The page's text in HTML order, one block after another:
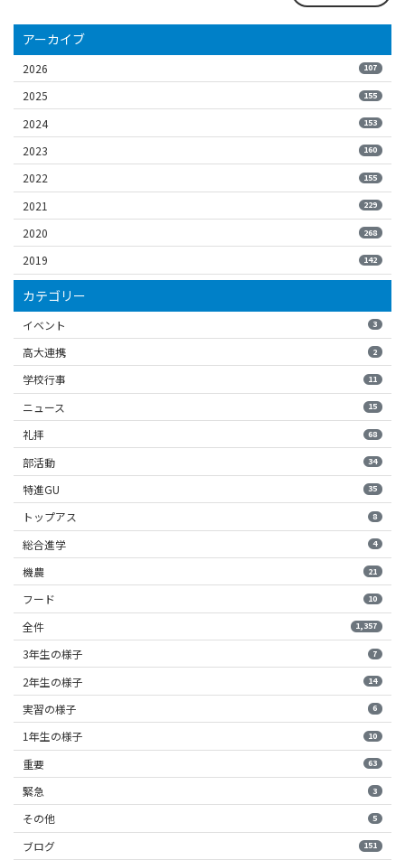
アーカイブ
2026 107
2025 155
2024 153
2023 160
2022 155
2021 229
2020 268
2019 142
カテゴリー
イベント 3
高大連携 2
学校行事 11
ニュース 15
礼拝 68
部活動 34
特進GU 35
トップアス 8
総合進学 4
機農 21
フード 10
全件 1,357
3年生の様子 7
2年生の様子 14
実習の様子 6
1年生の様子 10
重要 63
緊急 3
その他 5
ブログ 151